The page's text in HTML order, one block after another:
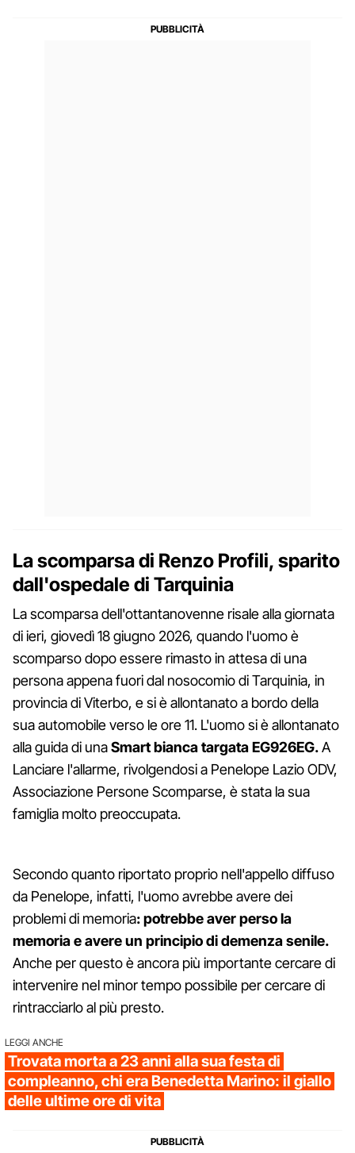
La scomparsa di Renzo Profili, sparito
dall'ospedale di Tarquinia
La scomparsa dell'ottantanovenne risale alla giornata
di ieri, giovedì 18 giugno 2026, quando l'uomo è
scomparso dopo essere rimasto in attesa di una
persona appena fuori dal nosocomio di Tarquinia, in
provincia di Viterbo, e si è allontanato a bordo della
sua automobile verso le ore 11. L'uomo si è allontanato
alla guida di unaSmart bianca targata EG926EG.A
Lanciare l'allarme, rivolgendosi a Penelope Lazio ODV,
Associazione Persone Scomparse, è stata la sua
famiglia molto preoccupata.
Secondo quanto riportato proprio nell'appello diffuso
da Penelope, infatti, l'uomo avrebbe avere dei
problemi di memoria: potrebbe aver perso la
memoria e avere un principio di demenza senile.
Anche per questo è ancora più importante cercare di
intervenire nel minor tempo possibile per cercare di
rintracciarlo al più presto.
LEGGI ANCHE
Trovata morta a 23 anni alla sua festa di
compleanno, chi era Benedetta Marino: il giallo
delle ultime ore di vita